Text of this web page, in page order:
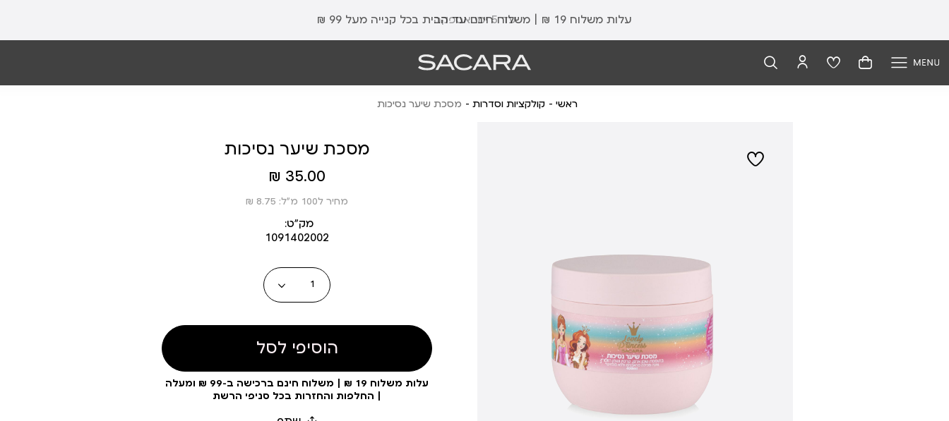
עלות משלוח 19 ₪ | משלוח חינם עד הבית בכל קנייה מעל 99 ₪ עד 5 ימי אספקה
ראשי קולקציות וסדרות מסכת שיער נסיכות
מסכת שיער נסיכות
מחיר
מוצר
35.00 ₪
מחיר ל100 מ”ל: 8.75 ₪
מק״ט:
1091402002
כמות
הוסיפי לסל
עלות משלוח 19 ₪ | משלוח חינם ברכישה ב-99 ₪ ומעלה
| החלפות והחזרות בכל סניפי הרשת